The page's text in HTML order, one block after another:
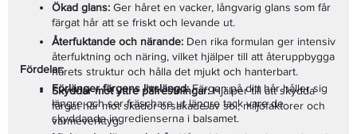
Ökad glans: Ger håret en vacker, långvarig glans som får
färgat hår att se friskt och levande ut.
Återfuktande och närande: Den rika formulan ger intensiv
återfuktning och näring, vilket hjälper till att återuppbygga
hårets struktur och hålla det mjukt och hanterbart.
Skyddar mot yttre påfrestningar:Hjälper till att skydda
färgat hår mot skador orsakade av sol, miljöfaktorer och
värmeverktyg.
Fördelar:
Förlänger färgens livslängd:Färgen på ditt hår håller sig
längre och ser fräschare ut längre tack vare de
skyddande ingredienserna i balsamet.